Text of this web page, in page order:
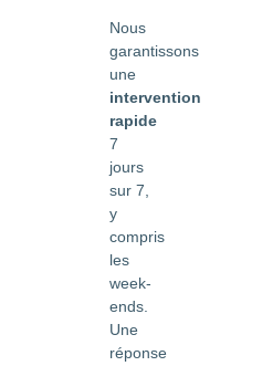
Nous
garantissons
une
intervention
rapide
7
jours
sur 7,
y
compris
les
week-
ends.
Une
réponse